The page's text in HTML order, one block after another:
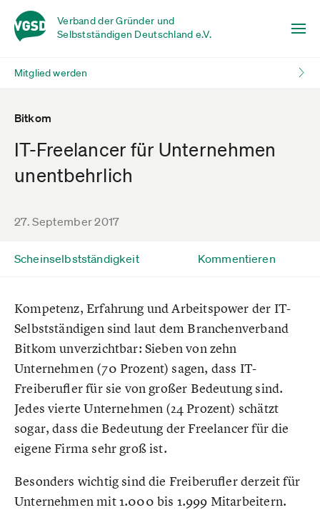
Verband der Gründer und
Selbstständigen Deutschland e.V.
Mitglied werden
Bitkom
IT-Freelancer für Unternehmen
unentbehrlich
27. September 2017
Scheinselbstständigkeit Kommentieren
Kompetenz, Erfahrung und Arbeitspower der IT-
Selbstständigen sind laut dem Branchenverband
Bitkom unverzichtbar: Sieben von zehn
Unternehmen (70 Prozent) sagen, dass IT-
Freiberufler für sie von großer Bedeutung sind.
Jedes vierte Unternehmen (24 Prozent) schätzt
sogar, dass die Bedeutung der Freelancer für die
eigene Firma sehr groß ist.
Besonders wichtig sind die Freiberufler derzeit für
Unternehmen mit 1.000 bis 1.999 Mitarbeitern.